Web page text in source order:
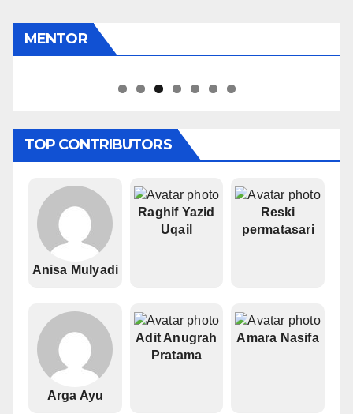
MENTOR
Pipiet Senja
TOP CONTRIBUTORS
Anisa Mulyadi
Raghif Yazid
Uqail
Reski
permatasari
Arga Ayu
Adit Anugrah
Pratama
Amara Nasifa